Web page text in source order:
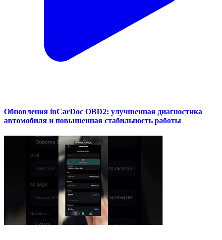
Обновления inCarDoc OBD2: улучшенная диагностика
автомобиля и повышенная стабильность работы